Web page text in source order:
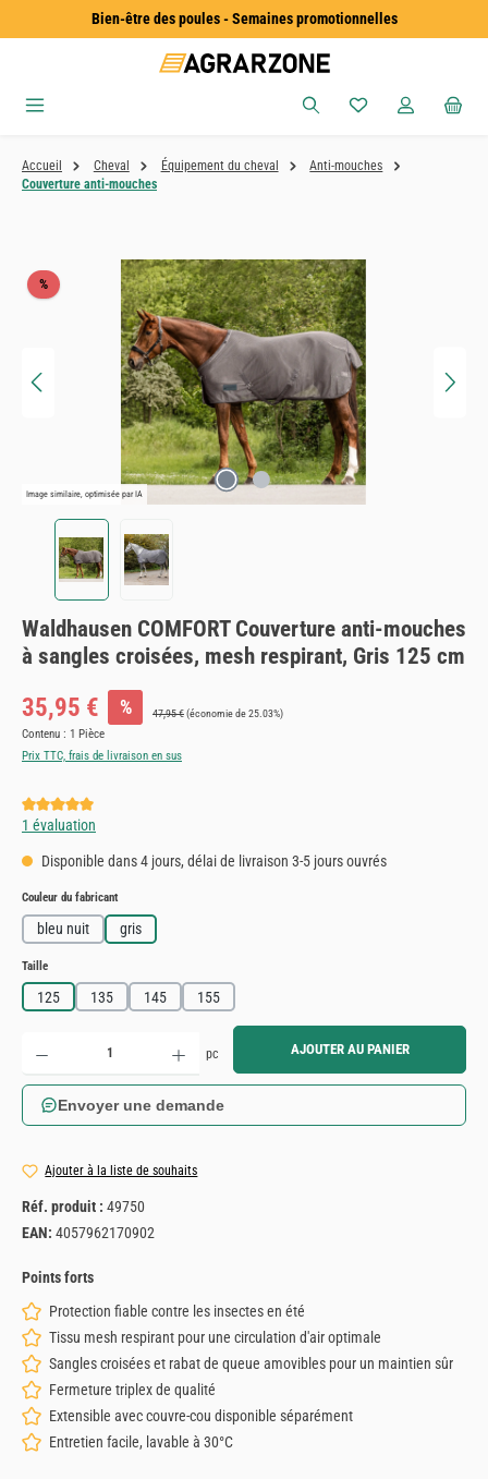
Passer au contenu principalBien-être des poules - Semaines promotionnelles
Vous avez 0
Accueil Cheval Équipement du cheval
Anti-mouches
Couverture anti-mouches
Ignorer la galerie d'images
%Réduction
Image similaire, optimisée par IA
Waldhausen COMFORT Couverture anti-mouches
à sangles croisées, mesh respirant, Gris 125 cm
Prix de vente :
35,95 € % Prix régulier :
47,95 €(économie de 25.03%)
Contenu : 1 Pièce
Prix TTC, frais de livraison en sus
Note moyenne de 5 sur 5 étoiles
1 évaluation
Disponible dans 4 jours, délai de livraison 3-5 jours ouvrés
Sélectionnez
Couleur du fabricant
bleu nuit gris
Sélectionnez
Taille
125 135 145 155
Quantité de produit : Entrez la quantité souhaitée ou utilisez les boutons pour augmenter ou
pc AJOUTER AU PANIER
Envoyer une demande
Ajouter à la liste de souhaits
Réf. produit : 49750
EAN: 4057962170902
Points forts
Protection fiable contre les insectes en été
Tissu mesh respirant pour une circulation d'air optimale
Sangles croisées et rabat de queue amovibles pour un maintien sûr
Fermeture triplex de qualité
Extensible avec couvre-cou disponible séparément
Entretien facile, lavable à 30°C